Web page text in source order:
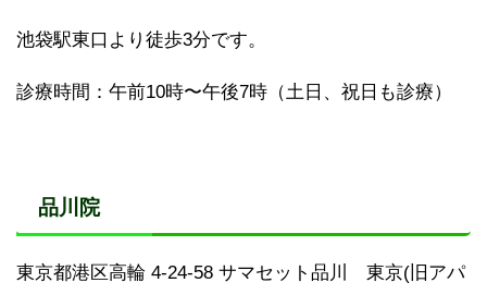
池袋駅東口より徒歩3分です。
診療時間：午前10時〜午後7時（土日、祝日も診療）
品川院
東京都港区高輪 4-24-58 サマセット品川 東京(旧アパ